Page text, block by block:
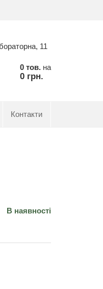
11
0 тов. на
0 грн.
Контакти
В наявності